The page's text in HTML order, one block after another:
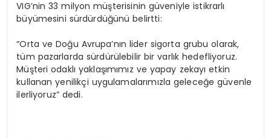
VIG’nin 33 milyon müşterisinin güveniyle istikrarlı
büyümesini sürdürdüğünü belirtti:
“Orta ve Doğu Avrupa’nın lider sigorta grubu olarak,
tüm pazarlarda sürdürülebilir bir varlık hedefliyoruz.
Müşteri odaklı yaklaşımımız ve yapay zekayı etkin
kullanan yenilikçi uygulamalarımızla geleceğe güvenle
ilerliyoruz” dedi.